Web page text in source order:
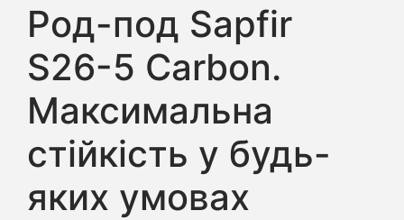
Род-под Sapfir
S26-5 Carbon.
Максимальна
стійкість у будь-
яких умовах